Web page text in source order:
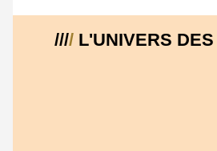
////L'UNIVERS